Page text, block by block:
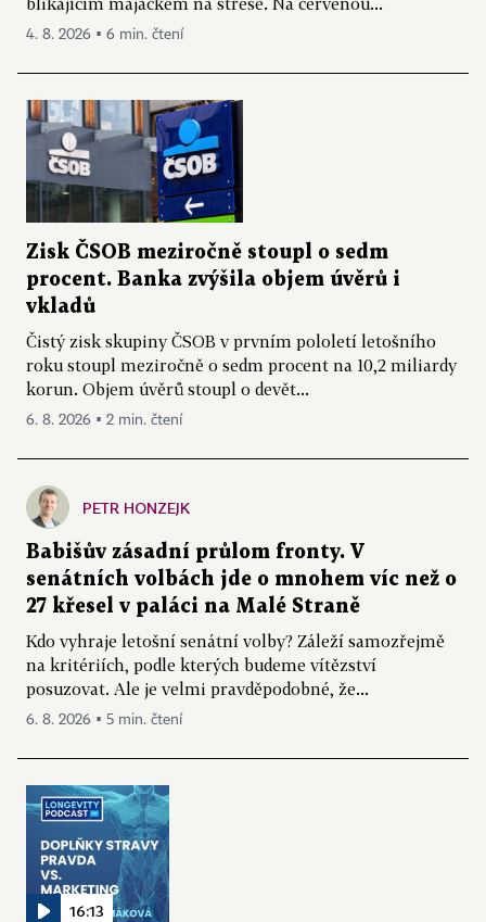
4. 8. 2026 ▪ 6 min. čtení
Zisk ČSOB meziročně stoupl o sedm
procent. Banka zvýšila objem úvěrů i
vkladů
Čistý zisk skupiny ČSOB v prvním pololetí letošního
roku stoupl meziročně o sedm procent na 10,2 miliardy
korun. Objem úvěrů stoupl o devět...
6. 8. 2026 ▪ 2 min. čtení
PETR HONZEJK
Babišův zásadní průlom fronty. V
senátních volbách jde o mnohem víc než o
27 křesel v paláci na Malé Straně
Kdo vyhraje letošní senátní volby? Záleží samozřejmě
na kritériích, podle kterých budeme vítězství
posuzovat. Ale je velmi pravděpodobné, že...
6. 8. 2026 ▪ 5 min. čtení
16:13